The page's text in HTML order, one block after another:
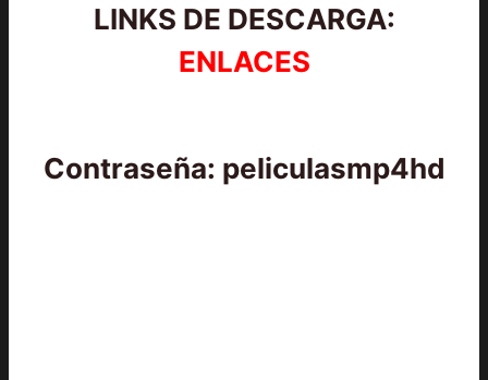
LINKS DE DESCARGA:
ENLACES
Contraseña: peliculasmp4hd